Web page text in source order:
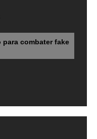
para combater fake